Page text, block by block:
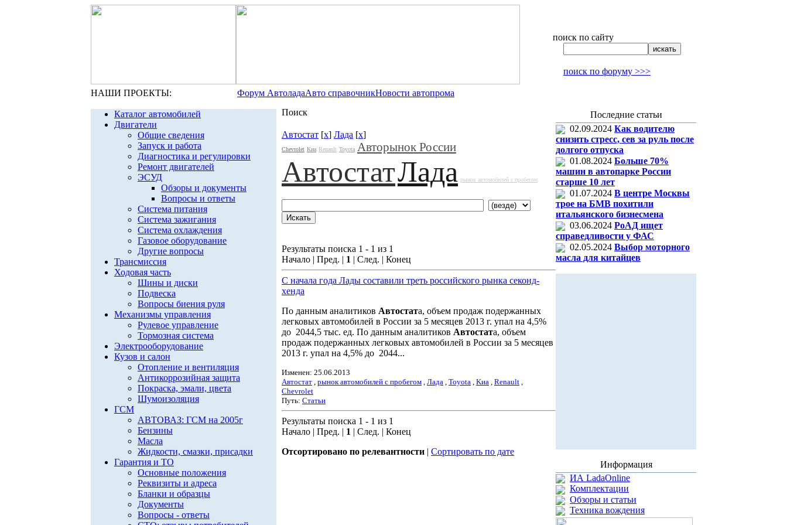
поиск по сайту
поиск по форуму >>>
НАШИ ПРОЕКТЫ: Форум АвтоладаАвто справочникНовости автопрома
Каталог автомобилей
Двигатели
Общие сведения
Запуск и работа
Диагностика и регулировки
Ремонт двигателей
ЭСУД
Обзоры и документы
Вопросы и ответы
Система питания
Система зажигания
Система охлаждения
Газовое оборудование
Другие вопросы
Трансмиссия
Ходовая часть
Шины и диски
Подвеска
Вопросы биения руля
Механизмы управления
Рулевое управление
Тормозная система
Электрооборудование
Кузов и салон
Отопление и вентиляция
Антикоррозийная защита
Покраска, эмали, цвета
Шумоизоляция
ГСМ
АВТОВАЗ: ГСМ на 2005г
Бензины
Масла
Жидкости, смазки, присадки
Гарантия и ТО
Основные положения
Реквизиты и адреса
Бланки и образцы
Документы
Вопросы - ответы
Поиск
Автостат [x] Лада [x]
Chevrolet Kиа Renault Toyota Авторынок России
АвтостатЛада рынок автомобилей с пробегом
Результаты поиска 1 - 1 из 1
Начало | Пред. | 1 | След. | Конец
С начала года Лады составили треть российского рынка секонд-
хенда
По данным аналитиков Автостата, объем продаж подержанных
легковых автомобилей в России за 5 месяцев 2013 г. упал на 4,5%
до 2044,5 тыс. ед. По данным аналитиков Автостата, объем
продаж подержанных легковых автомобилей в России за 5 месяцев
2013 г. упал на 4,5% до 2044...
Изменен: 25.06.2013
Автостат , рынок автомобилей с пробегом , Лада , Toyota , Kиа , Renault ,
Chevrolet
Путь: Статьи
Результаты поиска 1 - 1 из 1
Начало | Пред. | 1 | След. | Конец
Отсортировано по релевантности | Сортировать по дате
Последние статьи
02.09.2024 Как водителю
снизить стресс, сев за руль после
долгого отпуска
01.08.2024 Больше 70%
машин в автопарке России
старше 10 лет
01.07.2024 В центре Москвы
трое на БМВ похитили
итальянского бизнесмена
03.06.2024 РоАД ищет
справедливости у ФАС
02.05.2024 Выбор моторного
масла для китайцев
Информация
ИА LadaOnline
Комплектации
Обзоры и статьи
Техника вождения